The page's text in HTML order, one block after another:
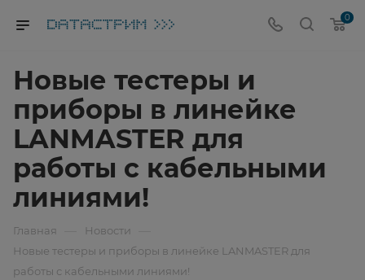
0
Новые тестеры и
приборы в линейке
LANMASTER для
работы с кабельными
линиями!
Главная Новости
Новые тестеры и приборы в линейке LANMASTER для
работы с кабельными линиями!